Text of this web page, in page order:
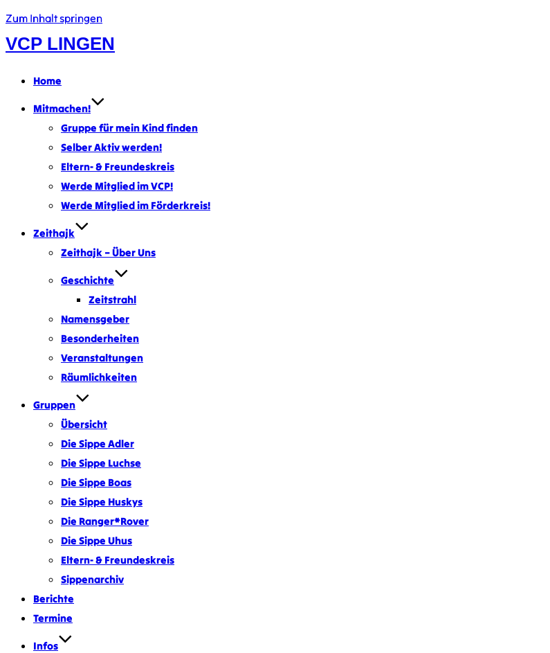
Zum Inhalt springen
VCP LINGEN
Home
Mitmachen!
Gruppe für mein Kind finden
Selber Aktiv werden!
Eltern- & Freundeskreis
Werde Mitglied im VCP!
Werde Mitglied im Förderkreis!
Zeithajk
Zeithajk – Über Uns
Geschichte
Zeitstrahl
Namensgeber
Besonderheiten
Veranstaltungen
Räumlichkeiten
Gruppen
Übersicht
Die Sippe Adler
Die Sippe Luchse
Die Sippe Boas
Die Sippe Huskys
Die Ranger*Rover
Die Sippe Uhus
Eltern- & Freundeskreis
Sippenarchiv
Berichte
Termine
Infos